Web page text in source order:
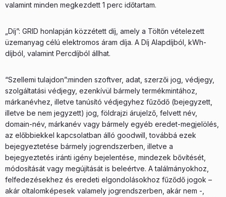
valamint minden megkezdett 1 perc időtartam.
„Díj”: GRID honlapján közzétett díj, amely a Töltőn vételezett
üzemanyag célú elektromos áram díja. A Díj Alapdíjból, kWh-
díjból, valamint Percdíjból állhat.
“Szellemi tulajdon”:minden szoftver, adat, szerzői jog, védjegy,
szolgáltatási védjegy, ezenkívül bármely termékmintához,
márkanévhez, illetve tanúsító védjegyhez fűződő (bejegyzett,
illetve be nem jegyzett) jog, földrajzi árujelző, felvett név,
domain-név, márkanév vagy bármely egyéb eredet-megjelölés,
az előbbiekkel kapcsolatban álló goodwill, továbbá ezek
bejegyeztetése bármely jogrendszerben, illetve a
bejegyeztetés iránti igény bejelentése, mindezek bővítését,
módosítását vagy megújítását is beleértve. A találmányokhoz,
felfedezésekhez és eredeti elgondolásokhoz fűződő jogok –
akár oltalomképesek valamely jogrendszerben, akár nem -,